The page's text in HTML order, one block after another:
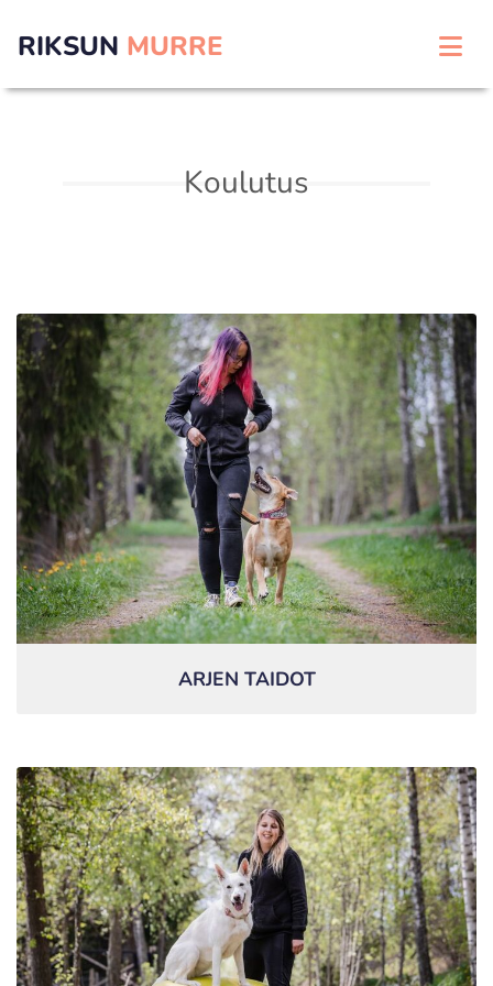
RIKSUN MURRE
Koulutus
ARJEN TAIDOT